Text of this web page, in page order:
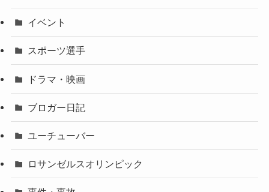
イベント
スポーツ選手
ドラマ・映画
ブロガー日記
ユーチューバー
ロサンゼルスオリンピック